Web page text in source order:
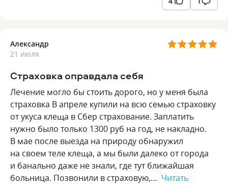
Александр
21 июля
Страховка оправдала себя
Лечение могло бы стоить дорого, но у меня была
страховка В апреле купили на всю семью страховку
от укуса клеща в Сбер страхование. Заплатить
нужно было только 1300 руб на год, не накладно.
В мае после выезда на природу обнаружил
на своем теле клеща, а мы были далеко от города
и банально даже не знали, где тут ближайшая
больница. Позвонили в страховую,… Читать